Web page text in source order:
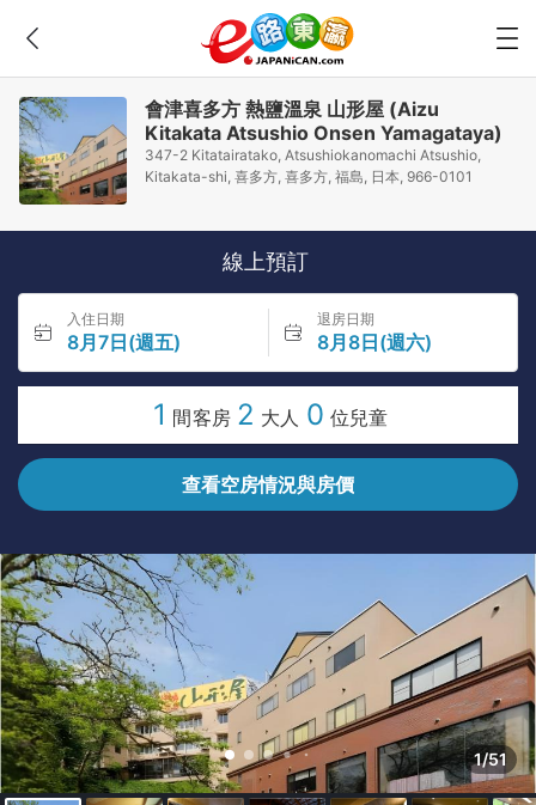
會津喜多方 熱鹽溫泉 山形屋 (Aizu
Kitakata Atsushio Onsen Yamagataya)
347-2 Kitatairatako, Atsushiokanomachi Atsushio,
Kitakata-shi, 喜多方, 喜多方, 福島, 日本, 966-0101
線上預訂
入住日期
8月7日(週五)
退房日期
8月8日(週六)
1 間客房 2 大人 0 位兒童
查看空房情況與房價
1/51